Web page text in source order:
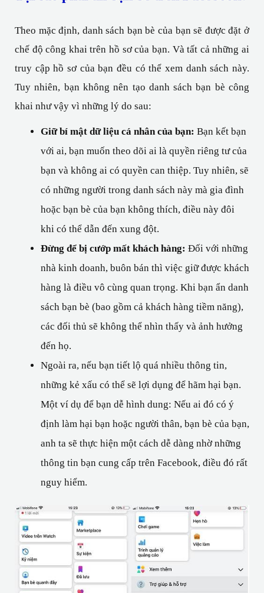
Theo mặc định, danh sách bạn bè của bạn sẽ được đặt ở
chế độ công khai trên hồ sơ của bạn. Và tất cả những ai
truy cập hồ sơ của bạn đều có thể xem danh sách này.
Tuy nhiên, bạn không nên tạo danh sách bạn bè công
khai như vậy vì những lý do sau:
Giữ bí mật dữ liệu cá nhân của bạn: Bạn kết bạn
với ai, bạn muốn theo dõi ai là quyền riêng tư của
bạn và không ai có quyền can thiệp. Tuy nhiên, sẽ
có những người trong danh sách này mà gia đình
hoặc bạn bè của bạn không thích, điều này đôi
khi có thể dẫn đến xung đột.
Đừng để bị cướp mất khách hàng: Đối với những
nhà kinh doanh, buôn bán thì việc giữ được khách
hàng là điều vô cùng quan trọng. Khi bạn ẩn danh
sách bạn bè (bao gồm cả khách hàng tiềm năng),
các đối thủ sẽ không thể nhìn thấy và ảnh hưởng
đến họ.
Ngoài ra, nếu bạn tiết lộ quá nhiều thông tin,
những kẻ xấu có thể sẽ lợi dụng để hãm hại bạn.
Một ví dụ để bạn dễ hình dung: Nếu ai đó có ý
định làm hại bạn hoặc người thân, bạn bè của bạn,
anh ta sẽ thực hiện một cách dễ dàng nhờ những
thông tin bạn cung cấp trên Facebook, điều đó rất
nguy hiểm.